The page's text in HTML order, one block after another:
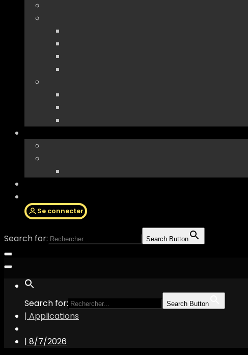
Se connecter
Search for: Search Button
Search for: Search Button
| Applications
| 8/7/2026